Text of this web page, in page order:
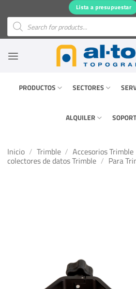
contenido
Lista a presupuestar
Búsqueda
productos
PRODUCTOS SECTORES
ALQUILER
Inicio / Trimble / Accesorios Trimble
colectores de datos Trimble / Para